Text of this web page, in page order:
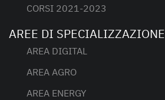
CORSI 2021-2023
AREE DI SPECIALIZZAZIONE
AREA DIGITAL
AREA AGRO
AREA ENERGY